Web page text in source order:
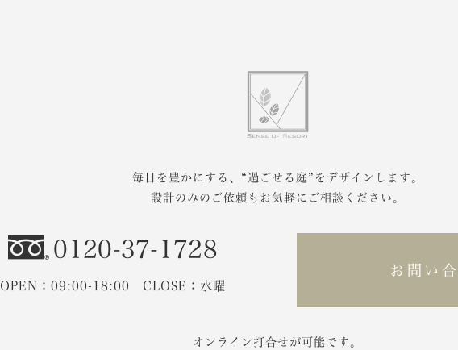
毎日を豊かにする、
“過ごせる庭”をデザインします。
設計のみのご依頼もお気軽にご相談ください。
0120-37-1728
OPEN：09:00-18:00 CLOSE：水曜
お問い
オンライン打合せが可能です。